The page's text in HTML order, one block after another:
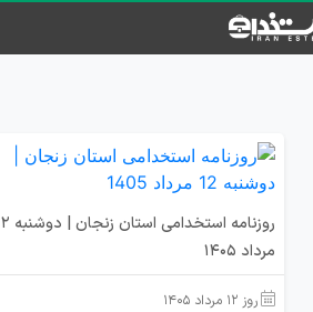
روزنامه
مرداد 1405
روز ۱۲ مرداد ۱۴۰۵